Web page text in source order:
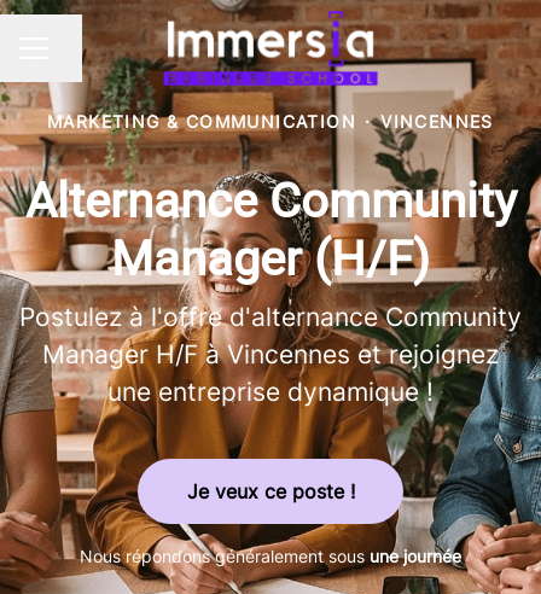
MENU CARRIÈRE
Partager la page
MARKETING & COMMUNICATION · VINCENNES
Alternance Community
Manager (H/F)
Postulez à l'offre d'alternance Community
Manager H/F à Vincennes et rejoignez
une entreprise dynamique !
Je veux ce poste !
Nous répondons généralement sousune journée